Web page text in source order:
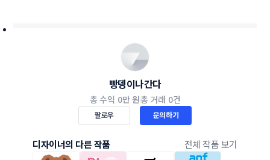
빵뎅이나간다
총 수익 0만 원총 거래 0건
팔로우 문의하기
디자이너의 다른 작품 전체 작품 보기